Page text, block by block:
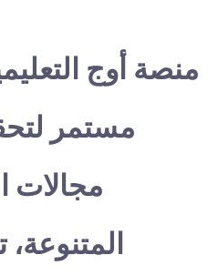
منصة أوج
مستمر
مجالات